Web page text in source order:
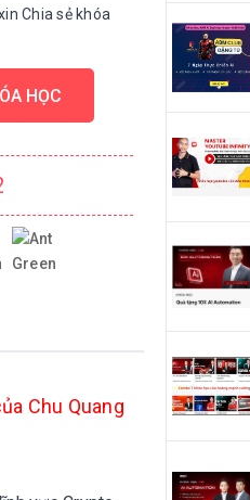
Chia sẻ khóa
HỌC
Chu Quang